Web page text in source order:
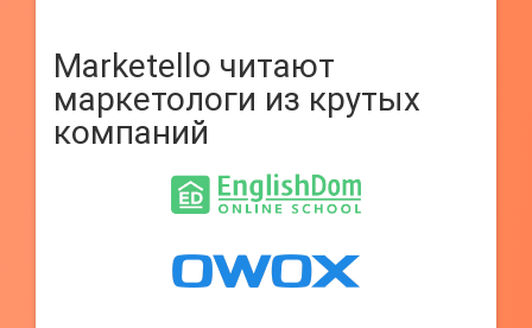
Marketello читают
маркетологи из крутых
компаний